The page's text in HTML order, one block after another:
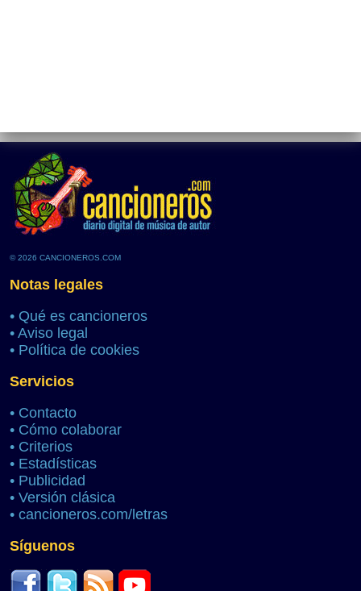
© 2026 CANCIONEROS.COM
Notas legales
• Qué es cancioneros
• Aviso legal
• Política de cookies
Servicios
• Contacto
• Cómo colaborar
• Criterios
• Estadísticas
• Publicidad
• Versión clásica
• cancioneros.com/letras
Síguenos